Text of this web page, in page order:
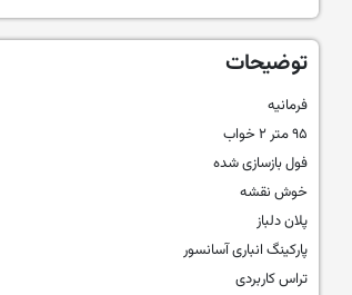
توضیحات
فرمانیه
۹۵ متر ۲ خواب
فول بازسازی شده
خوش نقشه
پلان دلباز
پارکینگ انباری آسانسور
تراس کاربردی